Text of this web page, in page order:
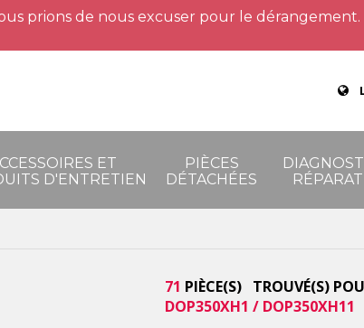
prions de nous excuser pour le
ET
D'ENTRETIEN
PIÈCES
DÉTACHÉES
71 PIÈCE(S) TROUVÉ(S)
DOP350XH1 / DOP350XH11